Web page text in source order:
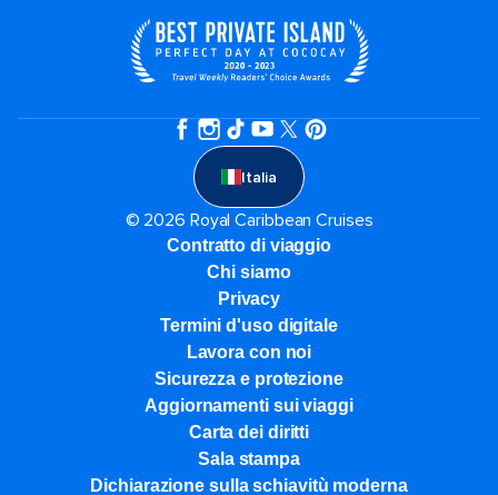
Italia
© 2026 Royal Caribbean Cruises
Contratto di viaggio
Chi siamo
Privacy
Termini d'uso digitale
Lavora con noi
Sicurezza e protezione
Aggiornamenti sui viaggi
Carta dei diritti
Sala stampa
Dichiarazione sulla schiavitù moderna